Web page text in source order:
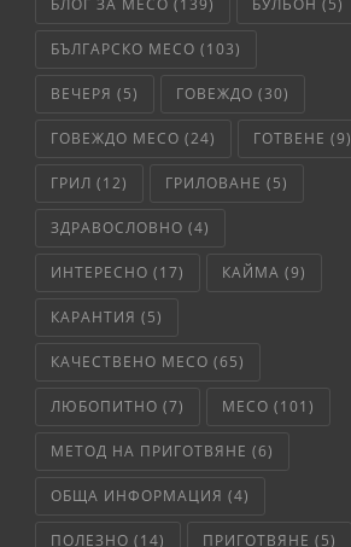
БЛОГ ЗА МЕСО (139) БУЛЬОН (5)
БЪЛГАРСКО МЕСО (103)
ВЕЧЕРЯ (5) ГОВЕЖДО (30)
ГОВЕЖДО МЕСО (24) ГОТВЕНЕ (9)
ГРИЛ (12) ГРИЛОВАНЕ (5)
ЗДРАВОСЛОВНО (4)
ИНТЕРЕСНО (17) КАЙМА (9)
КАРАНТИЯ (5)
КАЧЕСТВЕНО МЕСО (65)
ЛЮБОПИТНО (7) МЕСО (101)
МЕТОД НА ПРИГОТВЯНЕ (6)
ОБЩА ИНФОРМАЦИЯ (4)
ПОЛЕЗНО (14) ПРИГОТВЯНЕ (5)